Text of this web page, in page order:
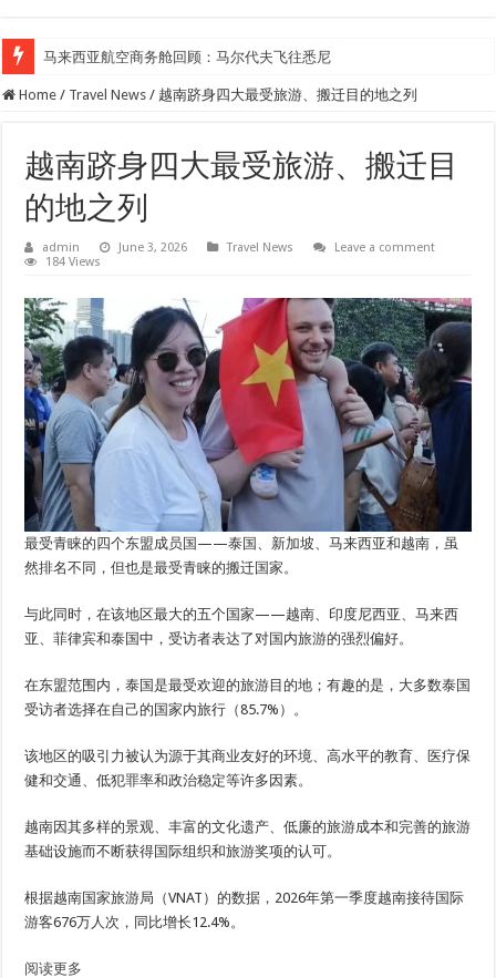
马来西亚航空商务舱回顾：马尔代夫飞往悉尼
Klook客路汇聚超过50位旅游创作者，参与马来西亚Kreatorverse IN x
Home / Travel News / 越南跻身四大最受旅游、搬迁目的地之列
越南跻身四大最受旅游、搬迁目
的地之列
admin June 3, 2026 Travel News
Leave a comment
184 Views
最受青睐的四个东盟成员国——泰国、新加坡、马来西亚和越南，虽
然排名不同，但也是最受青睐的搬迁国家。
与此同时，在该地区最大的五个国家——越南、印度尼西亚、马来西
亚、菲律宾和泰国中，受访者表达了对国内旅游的强烈偏好。
在东盟范围内，泰国是最受欢迎的旅游目的地；有趣的是，大多数泰国
受访者选择在自己的国家内旅行（85.7%）。
该地区的吸引力被认为源于其商业友好的环境、高水平的教育、医疗保
健和交通、低犯罪率和政治稳定等许多因素。
越南因其多样的景观、丰富的文化遗产、低廉的旅游成本和完善的旅游
基础设施而不断获得国际组织和旅游奖项的认可。
根据越南国家旅游局（VNAT）的数据，2026年第一季度越南接待国际
游客676万人次，同比增长12.4%。
阅读更多